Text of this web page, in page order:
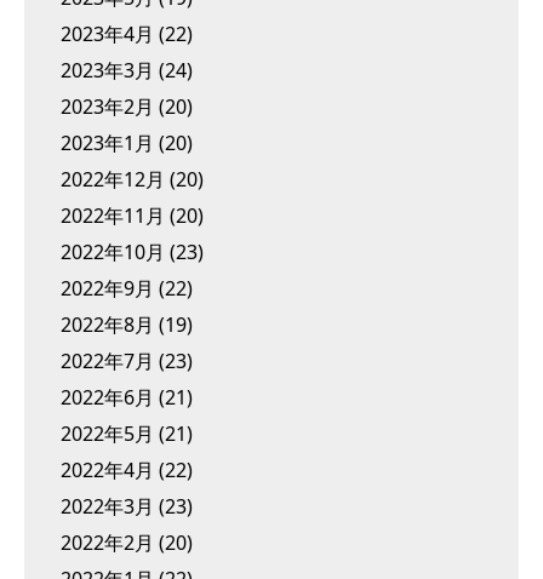
2023年4月 (22)
2023年3月 (24)
2023年2月 (20)
2023年1月 (20)
2022年12月 (20)
2022年11月 (20)
2022年10月 (23)
2022年9月 (22)
2022年8月 (19)
2022年7月 (23)
2022年6月 (21)
2022年5月 (21)
2022年4月 (22)
2022年3月 (23)
2022年2月 (20)